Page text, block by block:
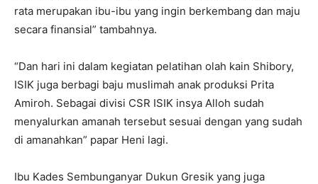
rata merupakan ibu-ibu yang ingin berkembang dan maju
secara finansial” tambahnya.
“Dan hari ini dalam kegiatan pelatihan olah kain Shibory,
ISIK juga berbagi baju muslimah anak produksi Prita
Amiroh. Sebagai divisi CSR ISIK insya Alloh sudah
menyalurkan amanah tersebut sesuai dengan yang sudah
di amanahkan” papar Heni lagi.
Ibu Kades Sembunganyar Dukun Gresik yang juga